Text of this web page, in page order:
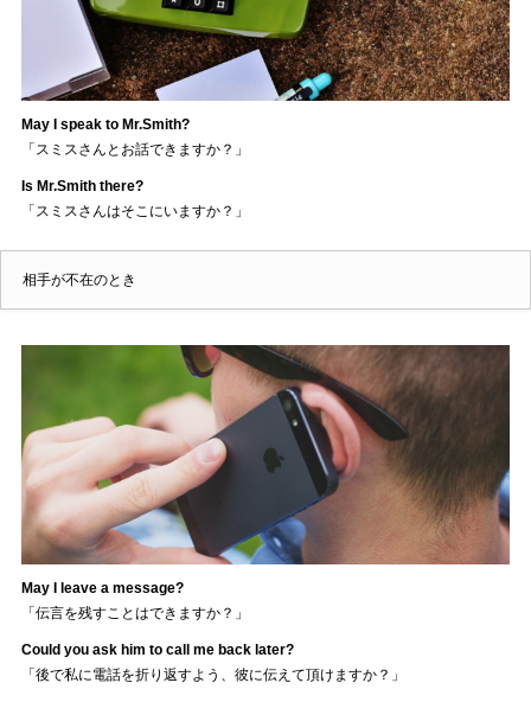
May I speak to Mr.Smith?
「スミスさんとお話できますか？」
Is Mr.Smith there?
「スミスさんはそこにいますか？」
相手が不在のとき
May I leave a message?
「伝言を残すことはできますか？」
Could you ask him to call me back later?
「後で私に電話を折り返すよう、彼に伝えて頂けますか？」